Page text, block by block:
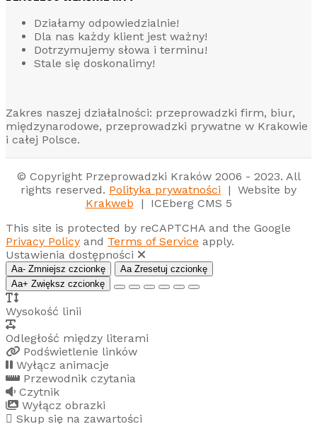
Działamy odpowiedzialnie!
Dla nas każdy klient jest ważny!
Dotrzymujemy słowa i terminu!
Stale się doskonalimy!
Zakres naszej działalności: przeprowadzki firm, biur,
międzynarodowe, przeprowadzki prywatne w Krakowie
i całej Polsce.
© Copyright Przeprowadzki Kraków 2006 - 2023. All
rights reserved. Polityka prywatności | Website by
Krakweb | ICEberg CMS 5
This site is protected by reCAPTCHA and the Google
Privacy Policy and Terms of Service apply.
Ustawienia dostępności
Aa- Zmniejsz czcionkę Aa Zresetuj czcionkę
Aa+ Zwiększ czcionkę
Wysokość linii
Odległość między literami
Podświetlenie linków
Wyłącz animacje
Przewodnik czytania
Czytnik
Wyłącz obrazki
Skup się na zawartości